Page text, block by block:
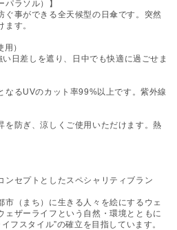
パラソル）】
ぐ事ができる全天候型の日傘です。突然
す。
）
日差しを遮り、日中でも快適に過ごせま
なるUVのカット率99%以上です。紫外線
を防ぎ、涼しくご使用いただけます。熱
ンセプトとしたスペシャリティブラン
市（まち）に生きる人々を絵にするウェ
ェザーライフという自然・環境とともに
フスタイル”の確立を目指しています。